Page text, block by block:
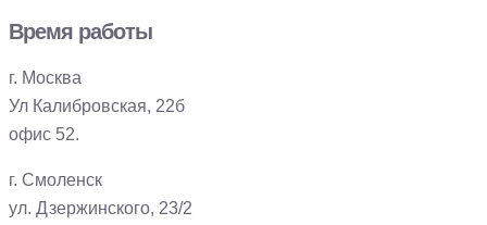
Время работы
г. Москва
Ул Калибровская, 22б
офис 52.
г. Смоленск
ул. Дзержинского, 23/2